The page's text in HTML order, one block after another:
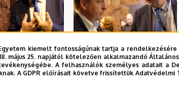
kiemelt fontosságúnak tartja a
május 25. napjától kötelezően alkalmazandó
A felhasználók személyes adatait a
A GDPR előírásait követve frissítettük